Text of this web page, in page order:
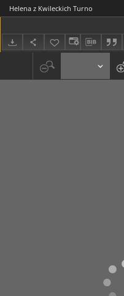
Helena z Kwileckich Turno